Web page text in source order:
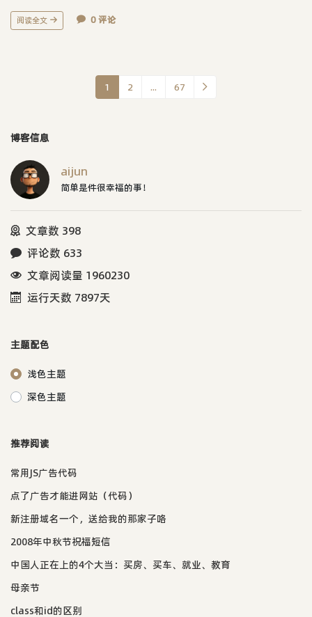
阅读全文 0 评论
1 2 ... 67
博客信息
aijun
简单是件很幸福的事！
文章数 398
评论数 633
文章阅读量 1960230
运行天数 7897天
主题配色
浅色主题
深色主题
推荐阅读
常用JS广告代码
点了广告才能进网站（代码）
新注册域名一个，送给我的那家子咯
2008年中秋节祝福短信
中国人正在上的4个大当：买房、买车、就业、教育
母亲节
class和id的区别